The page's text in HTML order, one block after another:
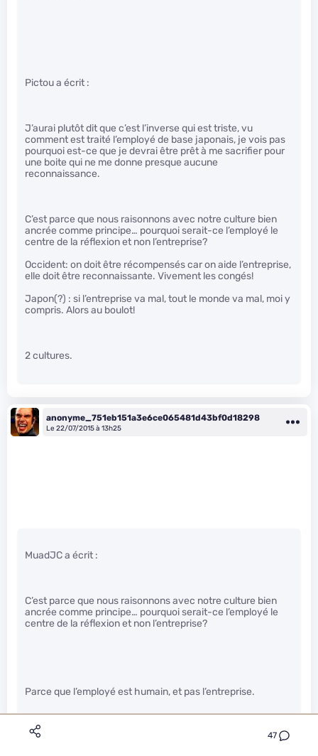
47
Pictou a écrit :
J’aurai plutôt dit que c’est l’inverse qui est triste, vu
comment est traité l’employé de base japonais, je vois pas
pourquoi est-ce que je devrai être prêt à me sacrifier pour
une boite qui ne me donne presque aucune
reconnaissance.
C’est parce que nous raisonnons avec notre culture bien
ancrée comme principe… pourquoi serait-ce l’employé le
centre de la réflexion et non l’entreprise?
Occident: on doit être récompensés car on aide l’entreprise,
elle doit être reconnaissante. Vivement les congés!
Japon(?) : si l’entreprise va mal, tout le monde va mal, moi y
compris. Alors au boulot!
2 cultures.
anonyme_751eb151a3e6ce065481d43bf0d18298
Le 22/07/2015 à 13h25
MuadJC a écrit :
C’est parce que nous raisonnons avec notre culture bien
ancrée comme principe… pourquoi serait-ce l’employé le
centre de la réflexion et non l’entreprise?
Parce que l’employé est humain, et pas l’entreprise.